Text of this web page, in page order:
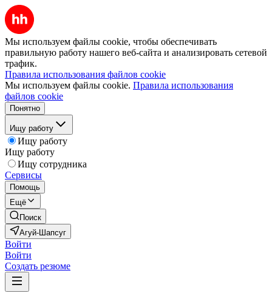
Мы используем файлы cookie, чтобы обеспечивать
правильную работу нашего веб-сайта и анализировать сетевой
трафик.
Правила использования файлов cookie
Мы используем файлы cookie. Правила использования
файлов cookie
Понятно
Ищу работу
Ищу работу
Ищу работу
Ищу сотрудника
Сервисы
Помощь
Ещё
Поиск
Агуй-Шапсуг
Войти
Войти
Создать резюме